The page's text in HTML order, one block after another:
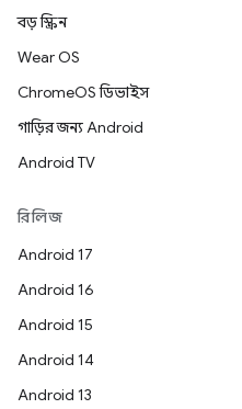
বড় স্ক্রিন
Wear OS
ChromeOS ডিভাইস
গাড়ির জন্য Android
Android TV
রিলিজ
Android 17
Android 16
Android 15
Android 14
Android 13